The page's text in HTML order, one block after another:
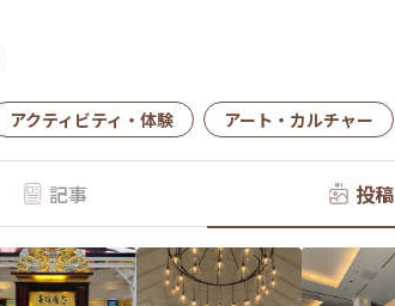
アクティビティ・体験 アート・カルチャー
記事 投稿